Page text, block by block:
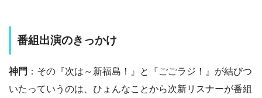
番組出演のきっかけ
神門 ：その『次は～新福島！』と『ごごラジ！』が結びつ
いたっていうのは、ひょんなことから次新リスナーが番組